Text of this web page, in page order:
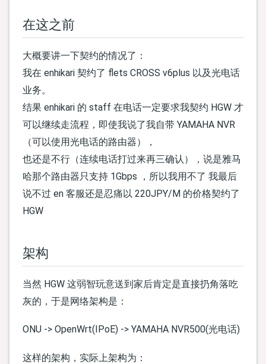
在这之前
大概要讲一下契约的情况了：
我在 enhikari 契约了 flets CROSS v6plus 以及光电话
业务。
结果 enhikari 的 staff 在电话一定要求我契约 HGW 才
可以继续走流程，即使我说了我自带 YAMAHA NVR
（可以使用光电话的路由器），
也还是不行（连续电话打过来再三确认），说是雅马
哈那个路由器只支持 1Gbps ，所以我用不了 我最后
说不过 en 客服还是忍痛以 220JPY/M 的价格契约了
HGW
架构
当然 HGW 这弱智玩意送到家后肯定是直接扔角落吃
灰的，于是网络架构是：
ONU -> OpenWrt(IPoE) -> YAMAHA NVR500(光电话)
这样的架构，实际上架构为：